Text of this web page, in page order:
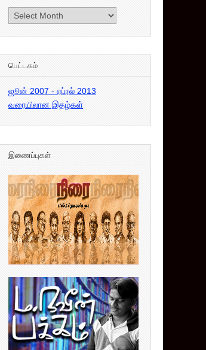
கடந்த
இதழ்கள்
பெட்டகம்
ஜூன் 2007 - ஏப்ரல் 2013
வரையிலான இதழ்கள்
இணைப்புகள்